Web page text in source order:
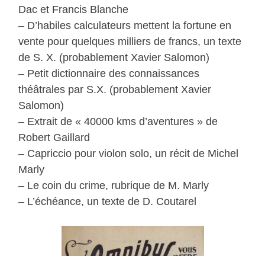
Dac et Francis Blanche
– D’habiles calculateurs mettent la fortune en
vente pour quelques milliers de francs, un texte
de S. X. (probablement Xavier Salomon)
– Petit dictionnaire des connaissances
théâtrales par S.X. (probablement Xavier
Salomon)
– Extrait de « 40000 kms d’aventures » de
Robert Gaillard
– Capriccio pour violon solo, un récit de Michel
Marly
– Le coin du crime, rubrique de M. Marly
– L’échéance, un texte de D. Coutarel